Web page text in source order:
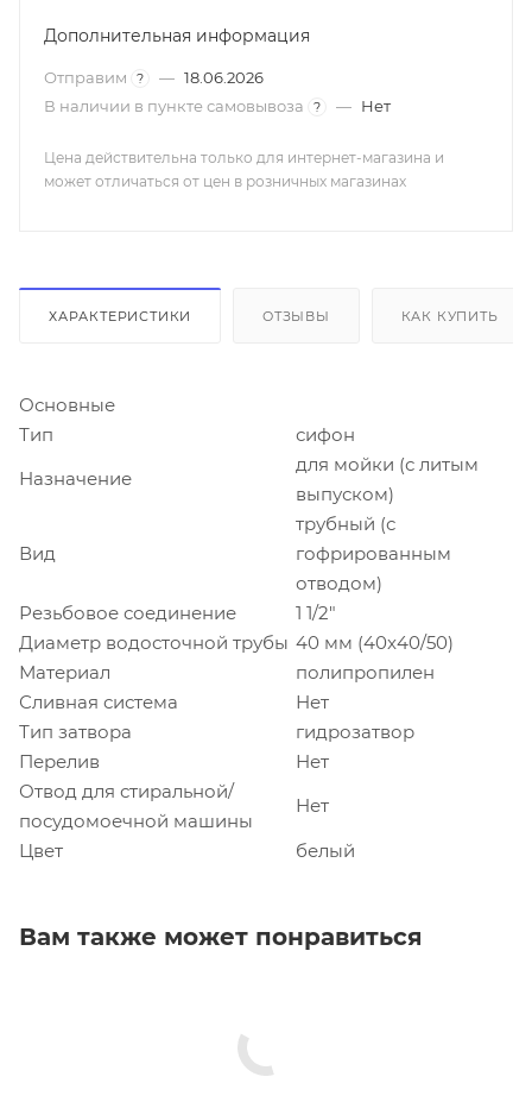
Дополнительная информация
Отправим ? — 18.06.2026
В наличии в пункте самовывоза
? — Нет
Цена действительна только для интернет-магазина и
может отличаться от цен в розничных магазинах
ХАРАКТЕРИСТИКИ ОТЗЫВЫ КАК КУПИТЬ
Основные
Тип
сифон
Назначение
для мойки (с литым
выпуском)
Вид
трубный (с
гофрированным
отводом)
Резьбовое соединение
1 1/2"
Диаметр водосточной трубы 40 мм (40x40/50)
Материал
полипропилен
Сливная система
Нет
Тип затвора
гидрозатвор
Перелив
Нет
Отвод для стиральной/
посудомоечной машины
Нет
Цвет
белый
Вам также может понравиться